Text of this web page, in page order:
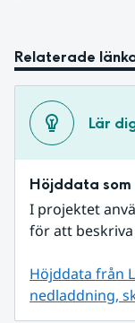
Relaterade
Lär
Höjddata
I projektet
för att
Höjddata från
nedladdning,